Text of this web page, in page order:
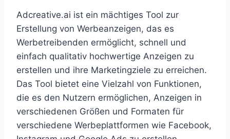
Adcreative.ai ist ein mächtiges Tool zur
Erstellung von Werbeanzeigen, das es
Werbetreibenden ermöglicht, schnell und
einfach qualitativ hochwertige Anzeigen zu
erstellen und ihre Marketingziele zu erreichen.
Das Tool bietet eine Vielzahl von Funktionen,
die es den Nutzern ermöglichen, Anzeigen in
verschiedenen Größen und Formaten für
verschiedene Werbeplattformen wie Facebook,